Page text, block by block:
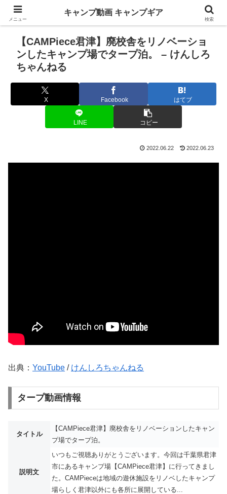
【CAMPiece君津】廃校舎をリノベーショ
ンしたキャンプ場でタープ泊。 – けんしろ
ちゃんねる
X Facebook はてブ
LINE コピー
2022.06.22 2022.06.23
出典： YouTube / けんしろちゃんねる
タープ動画情報
タイトル
【CAMPiece君津】廃校舎をリノベーションしたキャン
プ場でタープ泊。
説明文
いつもご視聴ありがとうございます。今回は千葉県君津
市にあるキャンプ場【CAMPiece君津】に行ってきまし
た。CAMPieceは地域の遊休施設をリノベしたキャンプ
場らしく君津以外にも各所に展開している...
メニュー
キャンプ動画 キャンプギア
検索